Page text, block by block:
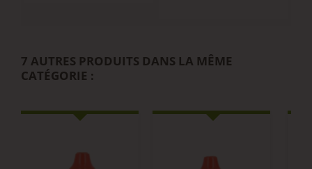
7 AUTRES PRODUITS DANS LA MÊME
CATÉGORIE :